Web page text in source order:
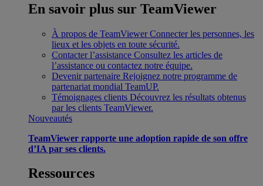
En savoir plus sur TeamViewer
À propos de TeamViewer Connecter les personnes, les
lieux et les objets en toute sécurité.
Contacter l’assistance Consultez les articles de
l’assistance ou contactez notre équipe.
Devenir partenaire Rejoignez notre programme de
partenariat mondial TeamUP.
Témoignages clients Découvrez les résultats obtenus
par les clients TeamViewer.
Nouveautés
TeamViewer rapporte une adoption rapide de son offre
d’IA par ses clients.
Ressources